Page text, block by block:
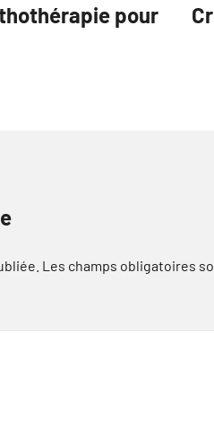
pour
Les champs obligatoires